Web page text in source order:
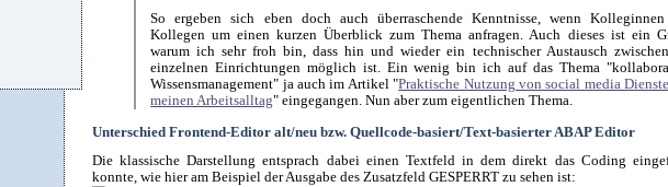
So ergeben sich eben doch auch überraschende Kenntnisse, wenn
Kollegen um einen kurzen Überblick zum Thema anfragen. Auch dieses ist ein
warum ich sehr froh bin, dass hin und wieder ein technischer Austausch
einzelnen Einrichtungen möglich ist. Ein wenig bin ich auf das Thema "
Wissensmanagement" ja auch im Artikel "Praktische Nutzung von social media
meinen Arbeitsalltag" eingegangen. Nun aber zum eigentlichen Thema.
Unterschied Frontend-Editor alt/neu bzw. Quellcode-basiert/Text-basierter ABAP Editor
Die klassische Darstellung entsprach dabei einen Textfeld in dem direkt das Coding
konnte, wie hier am Beispiel der Ausgabe des Zusatzfeld GESPERRT zu sehen ist: